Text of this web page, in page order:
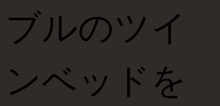
ブルのツイ
ンベッドを